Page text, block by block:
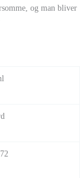
og man bliver